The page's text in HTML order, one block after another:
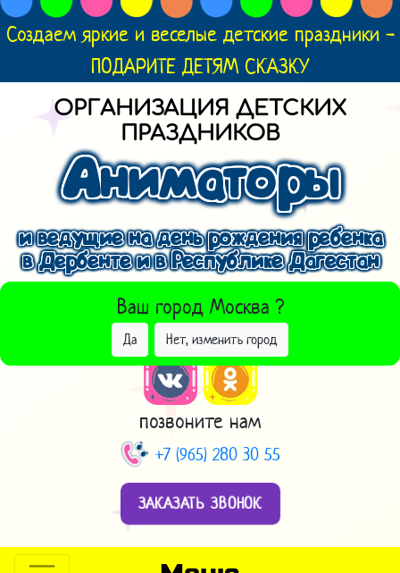
Создаем яркие и веселые детские праздники -
ПОДАРИТЕ ДЕТЯМ СКАЗКУ
ОРГАНИЗАЦИЯ ДЕТСКИХ
ПРАЗДНИКОВ
Аниматоры
и ведущие на день рождения ребенка
в Дербенте и в Республике Дагестан
Ваш город Москва ?
Да Нет, изменить город
ВЫБРАТЬ ДРУГОЙ ГОРОД
позвоните нам
+7 (965) 280 30 55
ЗАКАЗАТЬ ЗВОНОК